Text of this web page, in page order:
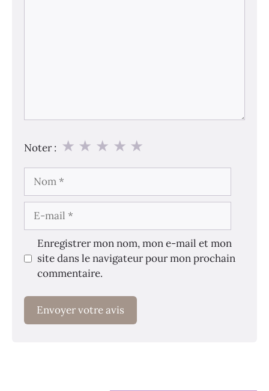
Noter : ★
★
★
★
★
mail
Enregistrer mon nom, mon e-mail et mon
site dans le navigateur pour mon prochain
commentaire.